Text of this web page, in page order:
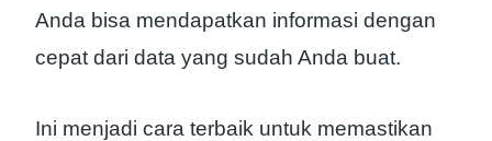
Anda bisa mendapatkan informasi dengan
cepat dari data yang sudah Anda buat.
Ini menjadi cara terbaik untuk memastikan